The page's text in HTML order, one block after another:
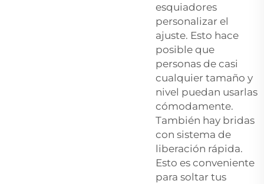
esquiadores
personalizar el
ajuste. Esto hace
posible que
personas de casi
cualquier tamaño y
nivel puedan usarlas
cómodamente.
También hay bridas
con sistema de
liberación rápida.
Esto es conveniente
para soltar tus